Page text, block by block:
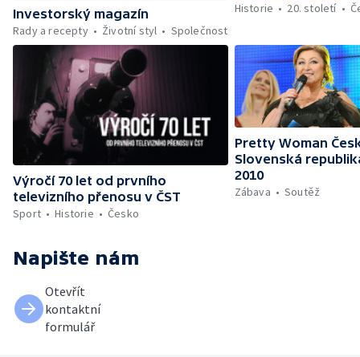
Investorský magazín
Rady a recepty
Životní styl Společnost
Historie
20. století
Výročí 70 let od prvního
televizního přenosu v ČST
Sport
Historie Česko
Pretty Woman
Slovenská
2010
Zábava
Soutěž
Napište nám
Otevřít
kontaktní
formulář